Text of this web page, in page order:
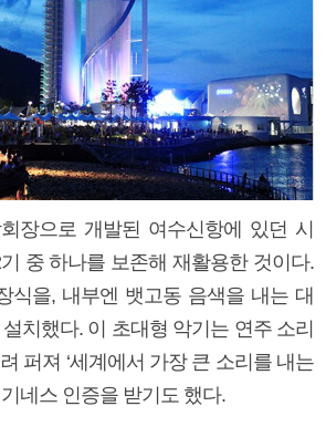
장으로 개발된 여수신항에 있던 시
중 하나를 보존해 재활용한 것이다.
식을, 내부엔 뱃고동 음색을 내는 대
치했다. 이 초대형 악기는 연주 소리
퍼져 ‘세계에서 가장 큰 소리를 내는
네스 인증을 받기도 했다.